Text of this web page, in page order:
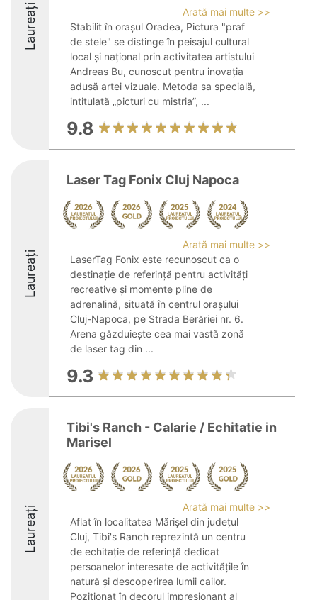
Laureați
Arată mai multe >>
Stabilit în orașul Oradea, Pictura "praf
de stele" se distinge în peisajul cultural
local și național prin activitatea artistului
Andreas Bu, cunoscut pentru inovația
adusă artei vizuale. Metoda sa specială,
intitulată „picturi cu mistria”, ...
9.8
Laureați
Laser Tag Fonix Cluj Napoca
Arată mai multe >>
LaserTag Fonix este recunoscut ca o
destinație de referință pentru activități
recreative și momente pline de
adrenalină, situată în centrul orașului
Cluj-Napoca, pe Strada Berăriei nr. 6.
Arena găzduiește cea mai vastă zonă
de laser tag din ...
9.3
Laureați
Tibi's Ranch - Calarie / Echitatie in
Marisel
Arată mai multe >>
Aflat în localitatea Mărișel din județul
Cluj, Tibi's Ranch reprezintă un centru
de echitație de referință dedicat
persoanelor interesate de activitățile în
natură și descoperirea lumii cailor.
Poziționat în decorul impresionant al